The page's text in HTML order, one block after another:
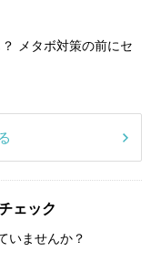
メタボ対策の前にセ
ェック
いませんか？